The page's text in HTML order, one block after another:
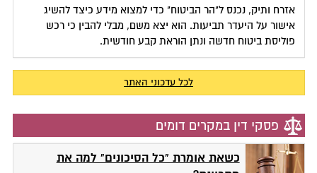
אזרח ותיק, נכנס ל"הר הביטוח" כדי למצוא מידע כיצד להשיג
אישור על היעדר תביעות. הוא יצא משם, מבלי להבין כי רכש
פוליסת ביטוח חדשה ונתן הוראת קבע חודשית.
לכל עדכוני האתר
פסקי דין במקרים דומים
כשאת אומרת "כל הסיכונים" למה את